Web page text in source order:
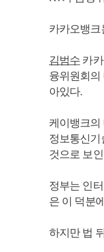
카카오뱅크
김범수 카
융위원회의
아있다.
케이뱅크의
정보통신기
것으로 보
정부는 인
은 이 덕분
하지만 법